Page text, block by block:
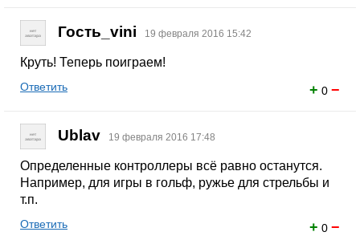
Гость_vini 19 февраля 2016 15:42
Круть! Теперь поиграем!
+ 0 −
Ответить
Ublav 19 февраля 2016 17:48
Определенные контроллеры всё равно останутся.
Например, для игры в гольф, ружье для стрельбы и
т.п.
+ 0 −
Ответить